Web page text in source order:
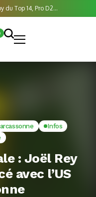
du Top 14, Pro D2...
Infos
: Joël Rey
avec l’US